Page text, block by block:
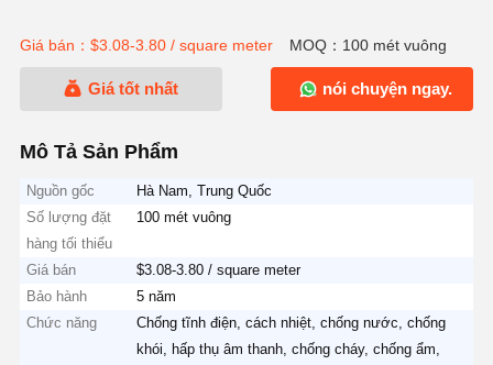
Giá bán：$3.08-3.80 / square meter MOQ：100 mét vuông
Giá tốt nhất nói chuyện ngay.
Mô Tả Sản Phẩm
Nguồn gốc
Hà Nam, Trung Quốc
Số lượng đặt
hàng tối thiểu
100 mét vuông
Giá bán
$3.08-3.80 / square meter
Bảo hành
5 năm
Chức năng
Chống tĩnh điện, cách nhiệt, chống nước, chống
khói, hấp thụ âm thanh, chống cháy, chống ẩm,